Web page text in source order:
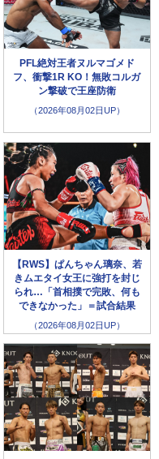
PFL絶対王者ヌルマゴメド
フ、衝撃1R KO！無敗コルガ
ン撃破で王座防衛
（2026年08月02日UP）
【RWS】ぱんちゃん璃奈、若
きムエタイ女王に強打を封じ
られ…「首相撲で完敗、何も
できなかった」＝試合結果
（2026年08月02日UP）